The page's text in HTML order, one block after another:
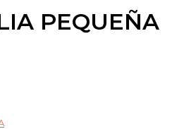
PEQUEÑA